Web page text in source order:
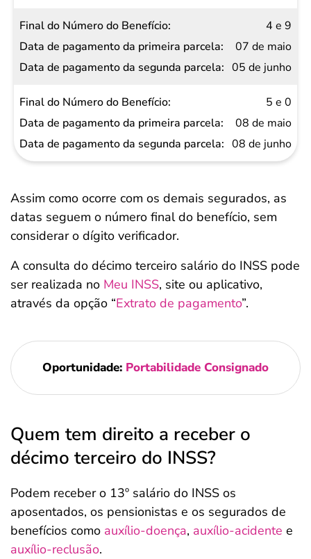
da
segunda
parcela
4 e 9
07 de maio
05 de junho
5 e 0
08 de maio
08 de junho
Assim como ocorre com os demais segurados, as
datas seguem o número final do benefício, sem
considerar o dígito verificador.
A consulta do décimo terceiro salário do INSS pode
ser realizada no Meu INSS, site ou aplicativo,
através da opção “Extrato de pagamento”.
Oportunidade: Portabilidade Consignado
Quem tem direito a receber o
décimo terceiro do INSS?
Podem receber o 13º salário do INSS os
aposentados, os pensionistas e os segurados de
benefícios como auxílio-doença, auxílio-acidente e
auxílio-reclusão.